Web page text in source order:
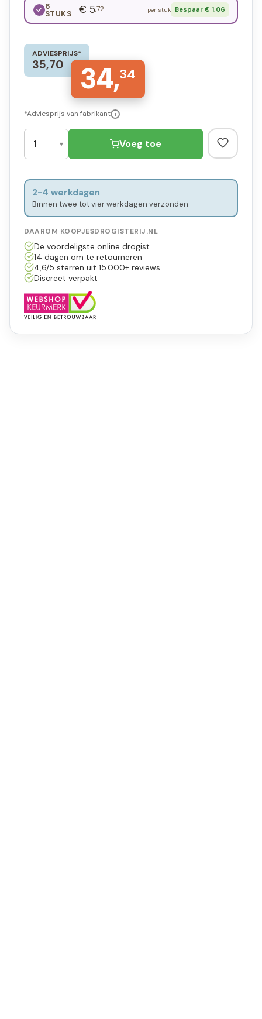
6
STUKS € 5,72 per stuk Bespaar € 1,06
ADVIESPRIJS*
35,70 34,34
*Adviesprijs van fabrikant i
Voeg toe
2-4 werkdagen
Binnen twee tot vier werkdagen verzonden
DAAROM KOOPJESDROGISTERIJ.NL
De voordeligste online drogist
14 dagen om te retourneren
4,6/5 sterren uit 15.000+ reviews
Discreet verpakt